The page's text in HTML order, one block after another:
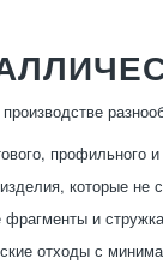
профильного
которые не
и
отходы с